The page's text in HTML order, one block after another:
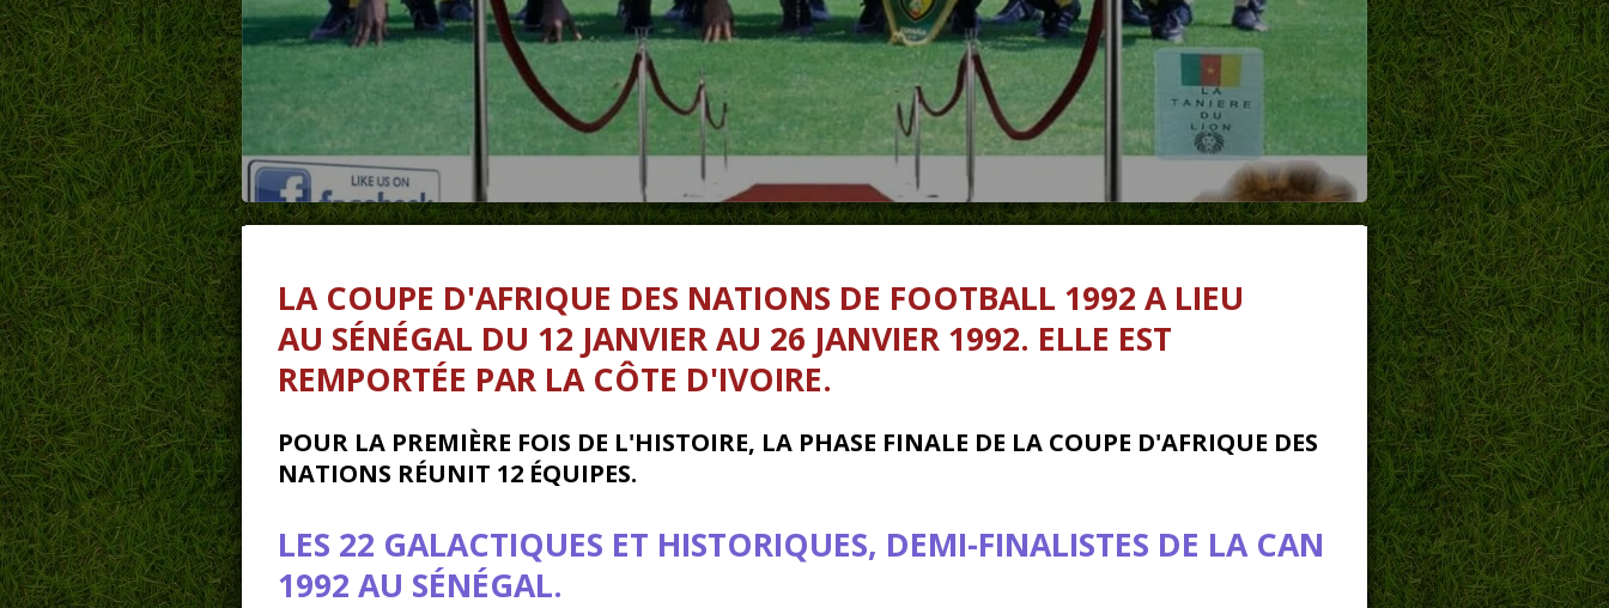
LA COUPE D'AFRIQUE DES NATIONS DE FOOTBALL 1992 A LIEU
AU SÉNÉGAL DU 12 JANVIER AU 26 JANVIER 1992. ELLE EST
REMPORTÉE PAR LA CÔTE D'IVOIRE.
POUR LA PREMIÈRE FOIS DE L'HISTOIRE, LA PHASE FINALE DE LA COUPE D'AFRIQUE DES
NATIONS RÉUNIT 12 ÉQUIPES.
LES 22 GALACTIQUES ET HISTORIQUES, DEMI-FINALISTES DE LA CAN
1992 AU SÉNÉGAL.